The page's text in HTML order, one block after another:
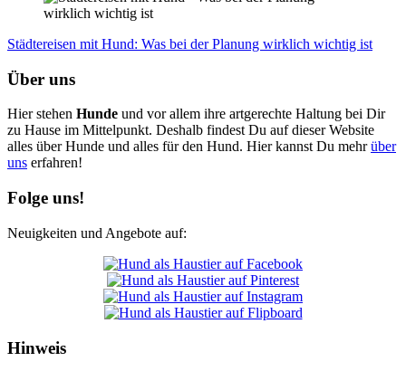
Städ­te­rei­sen mit Hund: Was bei der Pla­nung wirk­lich wich­tig ist
Über uns
Hier stehen Hunde und vor allem ihre artgerechte Haltung bei Dir
zu Hause im Mittelpunkt. Deshalb findest Du auf dieser Website
alles über Hunde und alles für den Hund. Hier kannst Du mehrüber
uns erfahren!
Folge uns!
Neuigkeiten und Angebote auf:
Hinweis